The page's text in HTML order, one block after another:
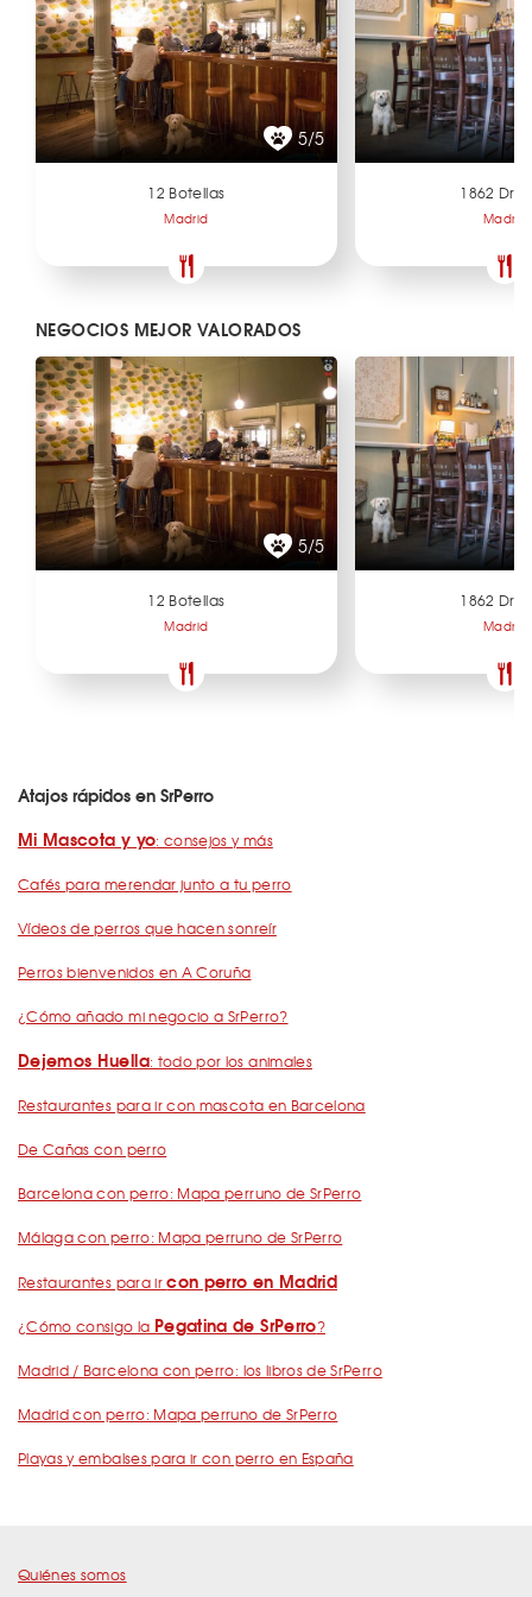
5/5
12 Botellas
Madrid
1862 Dry
Madrid
NEGOCIOS MEJOR VALORADOS
5/5
12 Botellas
Madrid
1862 Dry
Madrid
Atajos rápidos en SrPerro
Mi Mascota y yo: consejos y más
Cafés para merendar junto a tu perro
Vídeos de perros que hacen sonreír
Perros bienvenidos en A Coruña
¿Cómo añado mi negocio a SrPerro?
Dejemos Huella: todo por los animales
Restaurantes para ir con mascota en Barcelona
De Cañas con perro
Barcelona con perro: Mapa perruno de SrPerro
Málaga con perro: Mapa perruno de SrPerro
Restaurantes para ircon perro en Madrid
¿Cómo consigo la Pegatina de SrPerro?
Madrid / Barcelona con perro: los libros de SrPerro
Madrid con perro: Mapa perruno de SrPerro
Playas y embalses para ir con perro en España
Quiénes somos